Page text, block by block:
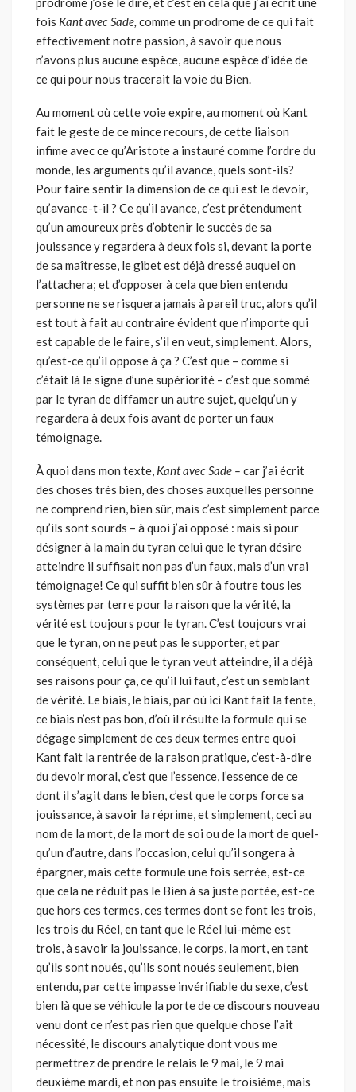
fois Kant avec Sade, comme un prodrome de ce qui fait
effectivement notre passion, à savoir que nous
n’avons plus aucune espè­ce, aucune espèce d’idée de
ce qui pour nous tracerait la voie du Bien.
Au moment où cette voie expire, au moment où Kant
fait le geste de ce mince recours, de cette liaison
infime avec ce qu’Aristote a instauré comme l’ordre du
monde, les arguments qu’il avance, quels sont-ils?
Pour faire sentir la dimension de ce qui est le devoir,
qu’avance-t-il ? Ce qu’il avance, c’est prétendument
qu’un amoureux près d’obtenir le suc­cès de sa
jouissance y regardera à deux fois si, devant la porte
de sa maî­tresse, le gibet est déjà dressé auquel on
l’attachera; et d’opposer à cela que bien entendu
personne ne se risquera jamais à pareil truc, alors qu’il
est tout à fait au contraire évident que n’importe qui
est capable de le faire, s’il en veut, simplement. Alors,
qu’est-ce qu’il oppose à ça ? C’est que – comme si
c’était là le signe d’une supériorité – c’est que sommé
par le tyran de diffamer un autre sujet, quelqu’un y
regardera à deux fois avant de porter un faux
témoignage.
À quoi dans mon texte, Kant avec Sade – car j’ai écrit
des choses très bien, des choses auxquelles personne
ne comprend rien, bien sûr, mais c’est simplement parce
qu’ils sont sourds – à quoi j’ai opposé : mais si pour
désigner à la main du tyran celui que le tyran désire
atteindre il suf­fisait non pas d’un faux, mais d’un vrai
témoignage! Ce qui suffit bien sûr à foutre tous les
systèmes par terre pour la raison que la vérité, la
vérité est toujours pour le tyran. C’est toujours vrai
que le tyran, on ne peut pas le supporter, et par
conséquent, celui que le tyran veut atteindre, il a déjà
ses raisons pour ça, ce qu’il lui faut, c’est un semblant
de vérité. Le biais, le biais, par où ici Kant fait la fente,
ce biais n’est pas bon, d’où il résulte la formule qui se
dégage simplement de ces deux termes entre quoi
Kant fait la rentrée de la raison pratique, c’est-à-dire
du devoir moral, c’est que l’essence, l’essence de ce
dont il s’agit dans le bien, c’est que le corps force sa
jouissance, à savoir la réprime, et sim­plement, ceci au
nom de la mort, de la mort de soi ou de la mort de quel­
qu’un d’autre, dans l’occasion, celui qu’il songera à
épargner, mais cette formule une fois serrée, est-ce
que cela ne réduit pas le Bien à sa juste portée, est-ce
que hors ces termes, ces termes dont se font les trois,
les trois du Réel, en tant que le Réel lui-même est
trois, à savoir la jouissan­ce, le corps, la mort, en tant
qu’ils sont noués, qu’ils sont noués seule­ment, bien
entendu, par cette impasse invérifiable du sexe, c’est
bien là que se véhicule la porte de ce discours nouveau
venu dont ce n’est pas rien que quelque chose l’ait
nécessité, le discours analytique dont vous me
permettrez de prendre le relais le 9 mai, le 9 mai
deuxième mardi, et non pas ensuite le troisième, mais